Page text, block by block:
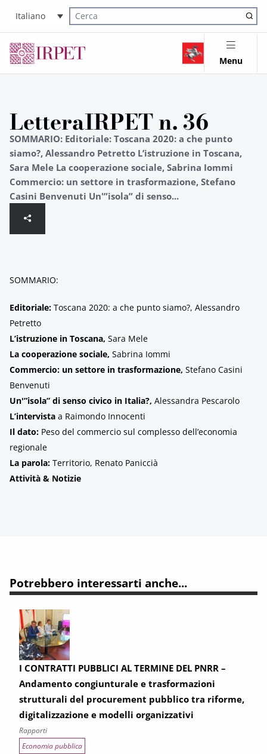
Italiano
Cerca nel sito
Menu
LetteraIRPET n. 36
SOMMARIO: Editoriale: Toscana 2020: a che punto
siamo?, Alessandro Petretto L’istruzione in Toscana,
Sara Mele La cooperazione sociale, Sabrina Iommi
Commercio: un settore in trasformazione, Stefano
Casini Benvenuti Un'”isola” di senso...
SOMMARIO:
Editoriale: Toscana 2020: a che punto siamo?, Alessandro
Petretto
L’istruzione in Toscana, Sara Mele
La cooperazione sociale, Sabrina Iommi
Commercio: un settore in trasformazione, Stefano Casini
Benvenuti
Un'”isola” di senso civico in Italia?, Alessandra Pescarolo
L’intervista a Raimondo Innocenti
Il dato: Peso del commercio sul complesso dell’economia
regionale
La parola: Territorio, Renato Paniccià
Attività & Notizie
Potrebbero interessarti anche...
I CONTRATTI PUBBLICI AL TERMINE DEL PNRR –
Andamento congiunturale e trasformazioni
strutturali del procurement pubblico tra riforme,
digitalizzazione e modelli organizzativi
Rapporti
Economia pubblica